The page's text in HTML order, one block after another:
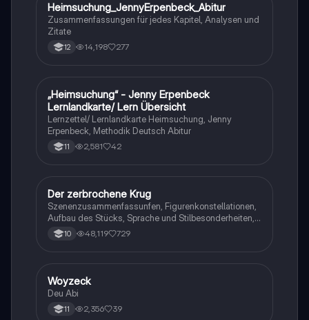
Deutsch
Heimsuchung_JennyErpenbeck_Abitur
Zusammenfassungen für jedes Kapitel, Analysen und
Zitate
12 14,198 277
Deutsch
„Heimsuchung“ - Jenny Erpenbeck
Lernlandkarte/ Lern Übersicht
Lernzettel/ Lernlandkarte Heimsuchung, Jenny
Erpenbeck, Methodik Deutsch Abitur
11 2,581 42
Deutsch
Der zerbrochene Krug
Szenenzusammenfassunfen, Figurenkonstellationen,
Aufbau des Stücks, Sprache und Stilbesonderheiten,
Aussageabsicht, Thematik, Interpretation
10 48,119 729
Deutsch
Woyzeck
Deu Abi
11 2,356 39